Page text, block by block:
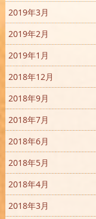
2019年3月
2019年2月
2019年1月
2018年12月
2018年9月
2018年7月
2018年6月
2018年5月
2018年4月
2018年3月